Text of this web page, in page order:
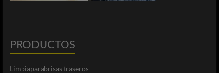
PRODUCTOS
Limpiaparabrisas traseros